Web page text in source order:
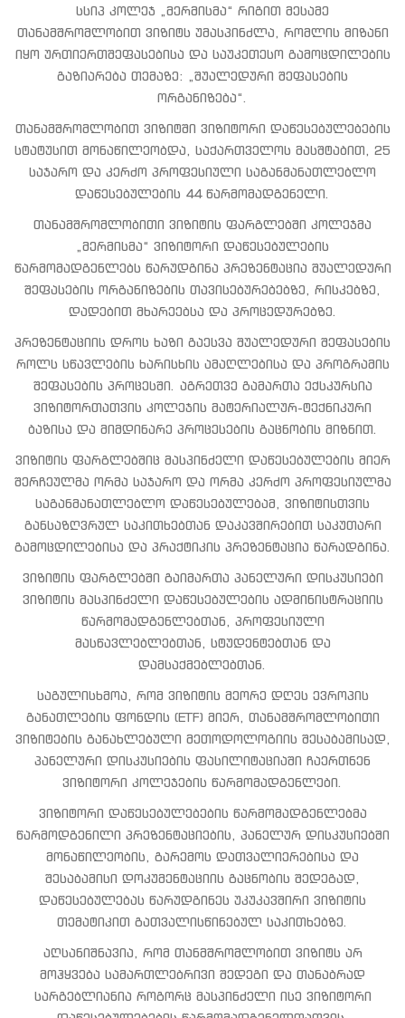
სსიპ კოლეჯ „მერმისმა“ რიგით მესამე
თანამშრომლობით ვიზიტს უმასპინძლა, რომლის მიზანი
იყო ურთიერთშეფასებისა და საუკეთესო გამოცდილების
გაზიარება თემაზე: „შუალედური შეფასების
ორგანიზება“.
თანამშრომლობით ვიზიტში ვიზიტორი დაწესებულებების
სტატუსით მონაწილეობდა, საქართველოს მასშტაბით, 25
საჯარო და კერძო პროფესიული საგანმანათლებლო
დაწესებულების 44 წარმომადგენელი.
თანამშრომლობითი ვიზიტის ფარგლებში კოლეჯმა
„მერმისმა“ ვიზიტორი დაწესებულების
წარმომადგენლებს წარუდგინა პრეზენტაცია შუალედური
შეფასების ორგანიზების თავისებურებებზე, რისკებზე,
დადებით მხარეებსა და პროცედურებზე.
პრეზენტაციის დროს ხაზი გაესვა შუალედური შეფასების
როლს სწავლების ხარისხის ამაღლებისა და პროგრამის
შეფასების პროცესში. აგრეთვე გამართა ექსკურსია
ვიზიტორთათვის კოლეჯის მატერიალურ-ტექნიკური
ბაზისა და მიმდინარე პროცესების გაცნობის მიზნით.
ვიზიტის ფარგლებშიც მასპინძელი დაწესებულების მიერ
შერჩეულმა ორმა საჯარო და ორმა კერძო პროფესიულმა
საგანმანათლებლო დაწესებულებამ, ვიზიტისთვის
განსაზღვრულ საკითხებთან დაკავშირებით საკუთარი
გამოცდილებისა და პრაქტიკის პრეზენტაცია წარადგინა.
ვიზიტის ფარგლებში გაიმართა პანელური დისკუსიები
ვიზიტის მასპინძელი დაწესებულების ადმინისტრაციის
წარმომადგენლებთან, პროფესიული
მასწავლებლებთან, სტუდენტებთან და
დამსაქმებლებთან.
საგულისხმოა, რომ ვიზიტის მეორე დღეს ევროპის
განათლების ფონდის (ETF) მიერ, თანამშრომლობითი
ვიზიტების განახლებული მეთოდოლოგიის შესაბამისად,
პანელური დისკუსიების ფასილიტაციაში ჩაერთნენ
ვიზიტორი კოლეჯების წარმომადგენლები.
ვიზიტორი დაწესებულებების წარმომადგენლებმა
წარმოდგენილი პრეზენტაციების, პანელურ დისკუსიებში
მონაწილეობის, გარემოს დათვალიერებისა და
შესაბამისი დოკუმენტაციის გაცნობის შედეგად,
დაწესებულებას წარუდგინეს უკუკავშირი ვიზიტის
თემატიკით გათვალისწინებულ საკითხებზე.
აღსანიშნავია, რომ თანმშრომლობით ვიზიტს არ
მოჰყვება სამართლებრივი შედეგი და თანაბრად
სარგებლიანია როგორც მასპინძელი ისე ვიზიტორი